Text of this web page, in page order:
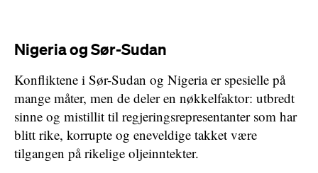
Nigeria og Sør-Sudan
Konfliktene i Sør-Sudan og Nigeria er spesielle på
mange måter, men de deler en nøkkelfaktor: utbredt
sinne og mistillit til regjeringsrepresentanter som har
blitt rike, korrupte og eneveldige takket være
tilgangen på rikelige oljeinntekter.